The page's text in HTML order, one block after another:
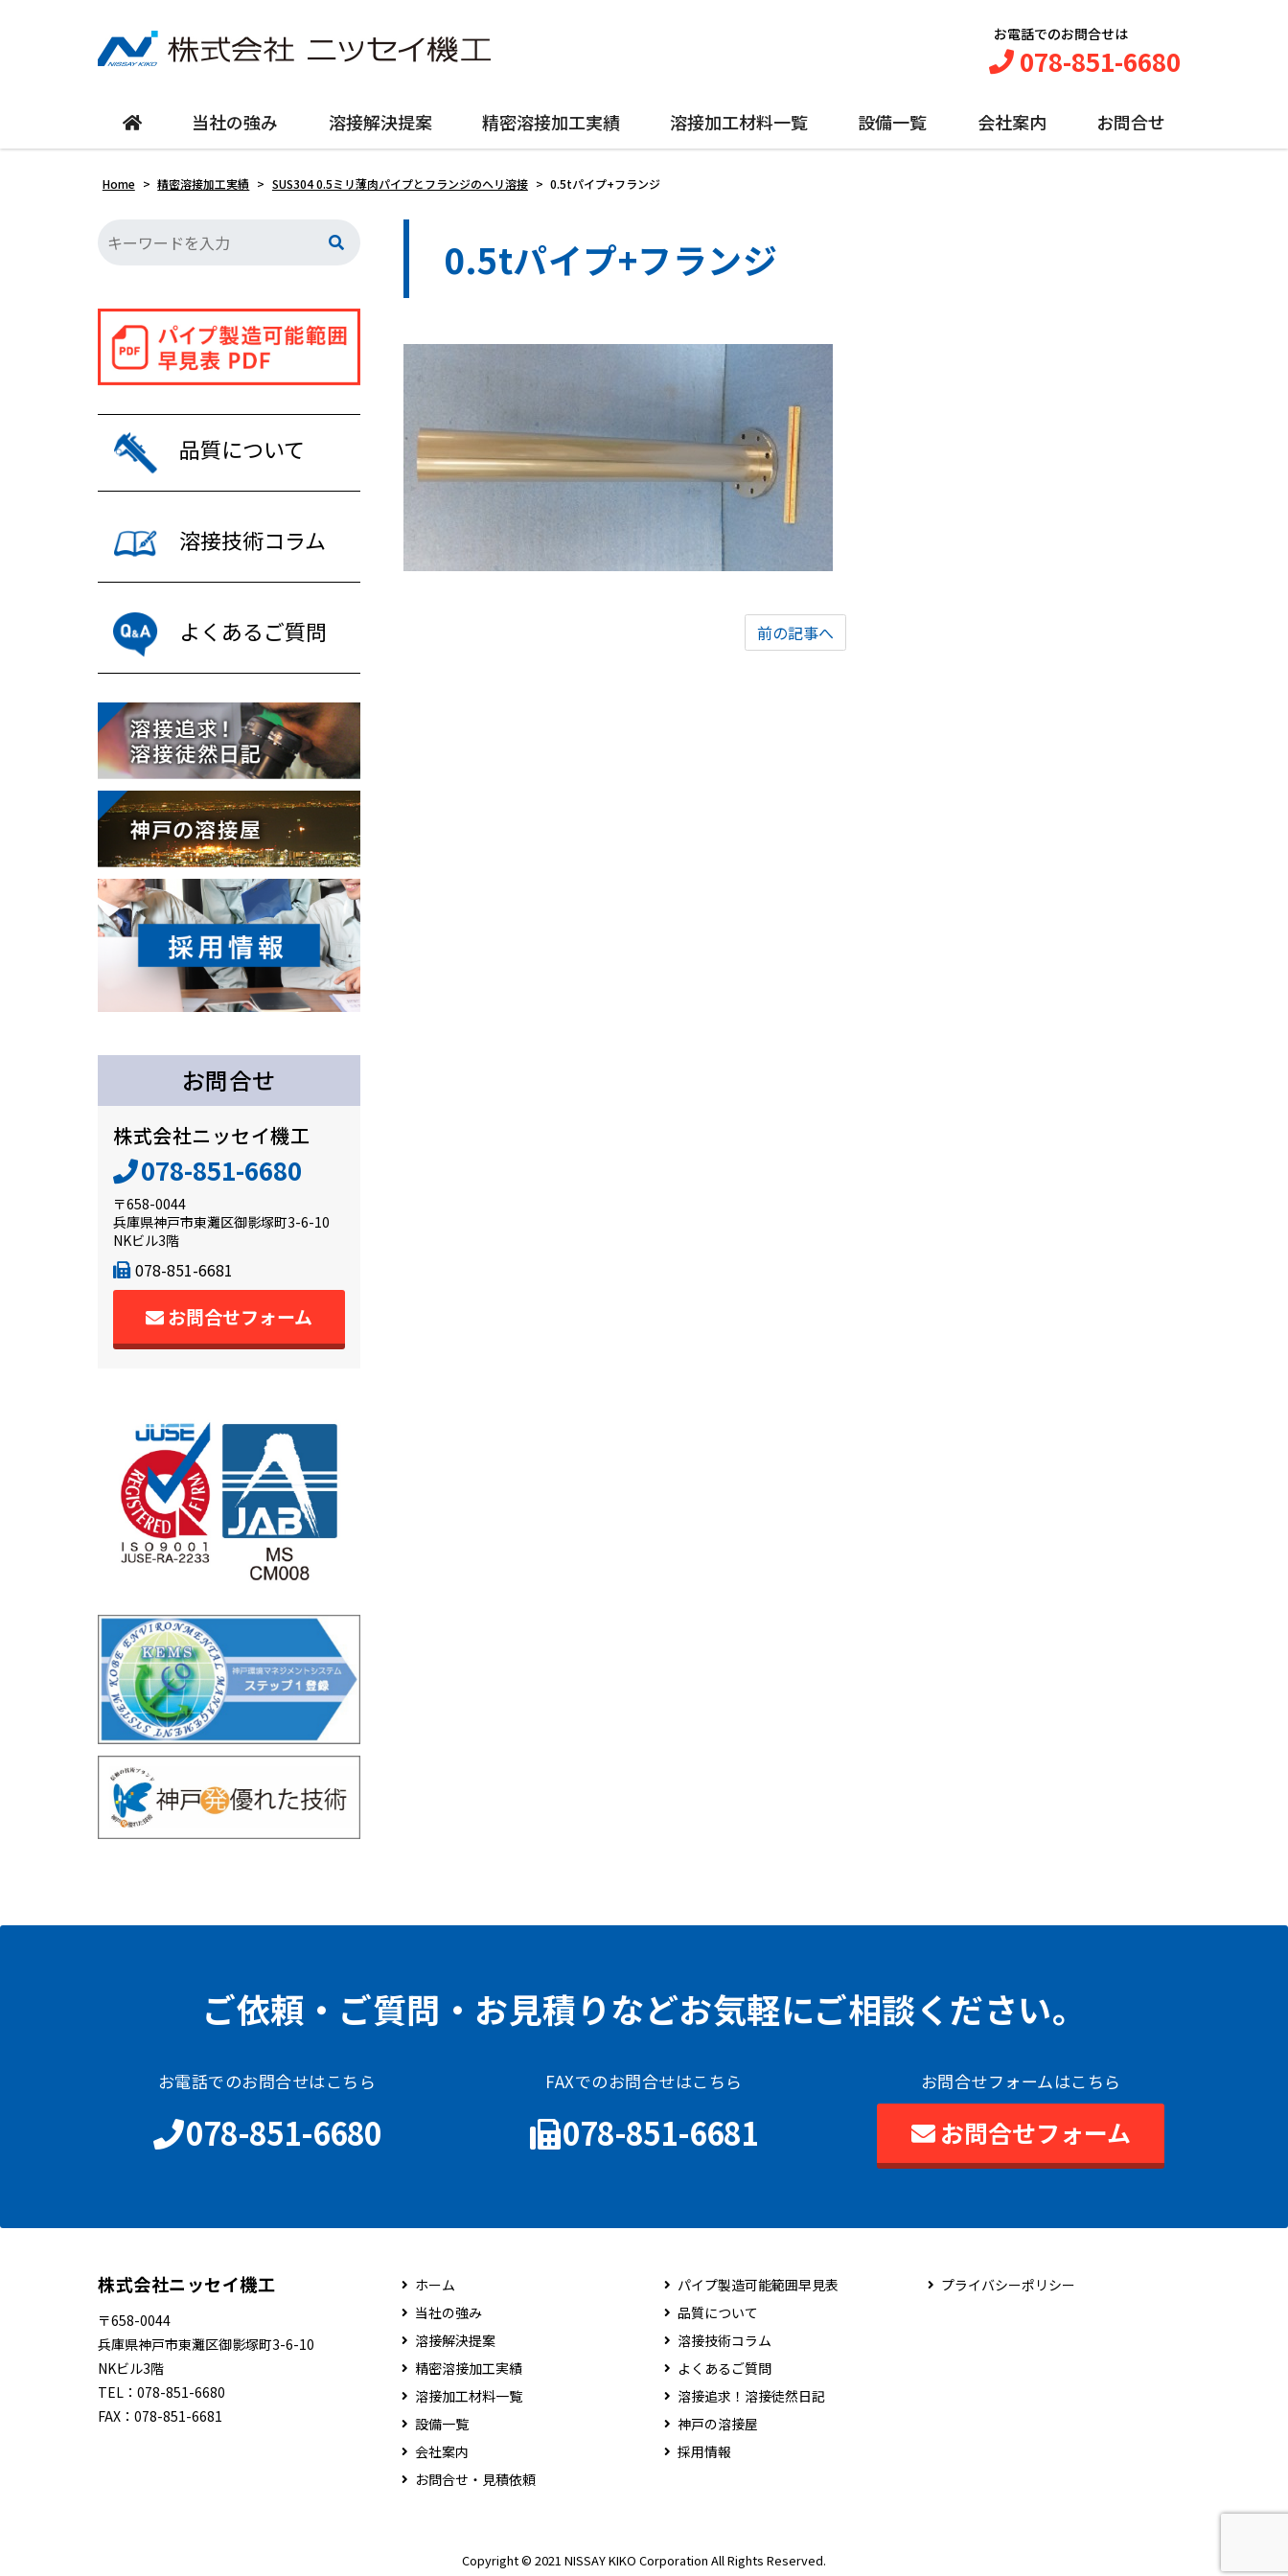
お電話でのお問合せは
078-851-6680
当社の強み 溶接解決提案 精密溶接加工実績 溶接加工材料一覧 設備一覧 会社案内 お問合せ
Home > 精密溶接加工実績 > SUS304 0.5ミリ薄肉パイプとフランジのヘリ溶接 > 0.5tパイプ+フランジ
0.5tパイプ+フランジ
前の記事へ
品質について
溶接技術コラム
よくあるご質問
お問合せ
株式会社ニッセイ機工
078-851-6680
〒658-0044
兵庫県神戸市東灘区御影塚町3-6-10
NKビル3階
078-851-6681
お問合せフォーム
ご依頼・ご質問・お見積りなどお気軽にご相談ください。
お電話でのお問合せはこちら
078-851-6680
FAXでのお問合せはこちら
078-851-6681
お問合せフォームはこちら
お問合せフォーム
株式会社ニッセイ機工
〒658-0044
兵庫県神戸市東灘区御影塚町3-6-10
NKビル3階
TEL： 078-851-6680
FAX： 078-851-6681
ホーム
当社の強み
溶接解決提案
精密溶接加工実績
溶接加工材料一覧
設備一覧
会社案内
お問合せ・見積依頼
パイプ製造可能範囲早見表
品質について
溶接技術コラム
よくあるご質問
溶接追求！溶接徒然日記
神戸の溶接屋
採用情報
プライバシーポリシー
Copyright © 2021 NISSAY KIKO Corporation All Rights Reserved.